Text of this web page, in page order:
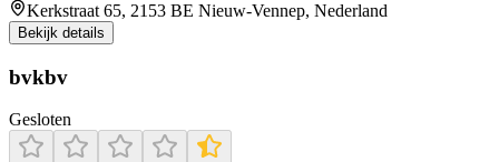
Kerkstraat 65, 2153 BE Nieuw-Vennep, Nederland
Bekijk details
bvkbv
Gesloten